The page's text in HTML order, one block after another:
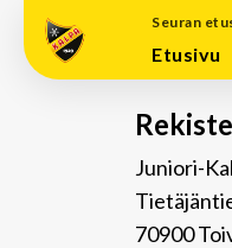
Seuran
Etusivu
Juniori-
70900